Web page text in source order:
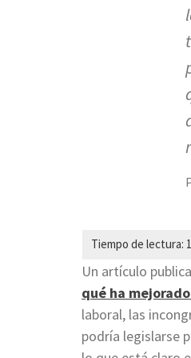
Un artículo
qué ha
laboral, las
podría legislarse